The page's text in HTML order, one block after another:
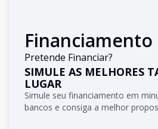
Financiamento
Pretende Financiar?
SIMULE AS MELHORES
LUGAR
Simule seu financiamento em
bancos e consiga a melhor